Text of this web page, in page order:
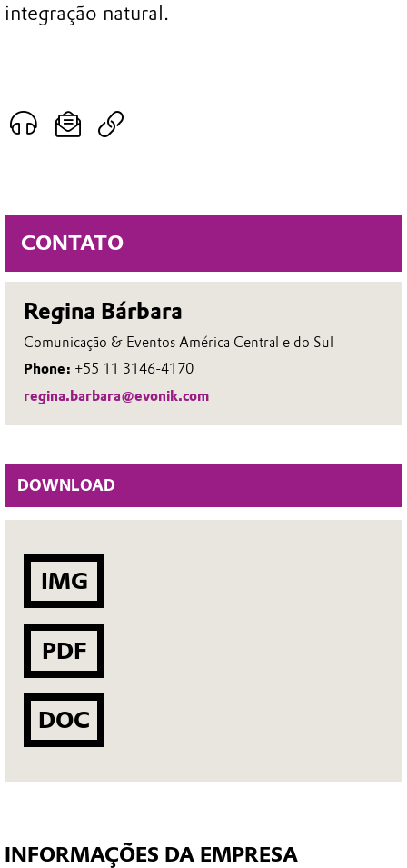
CONTATO
Regina Bárbara
Comunicação & Eventos América Central e do Sul
Phone: +55 11 3146-4170
regina.barbara@evonik.com
DOWNLOAD
IMG
PDF
DOC
integração natural.
INFORMAÇÕES DA EMPRESA